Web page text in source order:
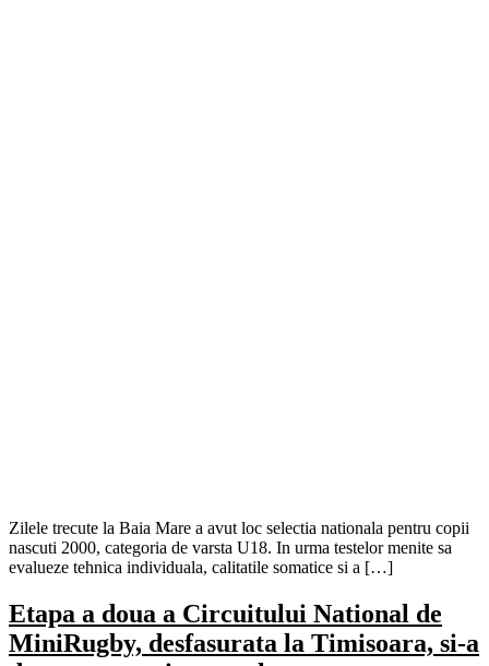
Zilele trecute la Baia Mare a avut loc selectia nationala pentru copii
nascuti 2000, categoria de varsta U18. In urma testelor menite sa
evalueze tehnica individuala, calitatile somatice si a […]
Etapa a doua a Circuitului National de
MiniRugby, desfasurata la Timisoara, si-a